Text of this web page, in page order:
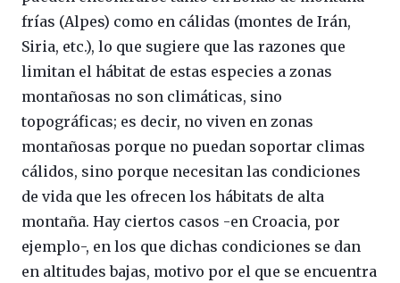
frías (Alpes) como en cálidas (montes de Irán,
Siria, etc.), lo que sugiere que las razones que
limitan el hábitat de estas especies a zonas
montañosas no son climáticas, sino
topográficas; es decir, no viven en zonas
montañosas porque no puedan soportar climas
cálidos, sino porque necesitan las condiciones
de vida que les ofrecen los hábitats de alta
montaña. Hay ciertos casos -en Croacia, por
ejemplo-, en los que dichas condiciones se dan
en altitudes bajas, motivo por el que se encuentra